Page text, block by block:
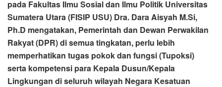
pada Fakultas Ilmu Sosial dan Ilmu Politik Universitas
Sumatera Utara (FISIP USU) Dra. Dara Aisyah M.Si,
Ph.D mengatakan, Pemerintah dan Dewan Perwakilan
Rakyat (DPR) di semua tingkatan, perlu lebih
memperhatikan tugas pokok dan fungsi (Tupoksi)
serta kompetensi para Kepala Dusun/Kepala
Lingkungan di seluruh wilayah Negara Kesatuan